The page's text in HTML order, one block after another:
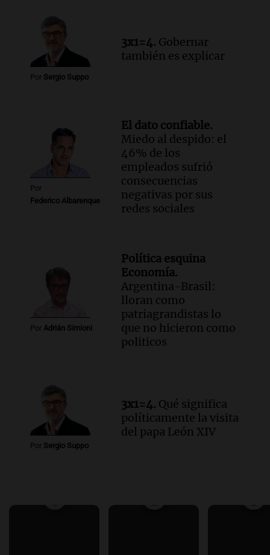
Por Sergio Suppo
3x1=4. Gobernar
también es explicar
Por
Federico Albarenque
El dato confiable.
Miedo al despido: el
46% de los
empleados sufrió
consecuencias
negativas por sus
redes sociales
Por Adrián Simioni
Política esquina
Economía.
Argentina-Brasil:
lloran como
patriagrandistas lo
que no hicieron como
politicos
Por Sergio Suppo
3x1=4. Qué significa
políticamente la visita
del papa León XIV